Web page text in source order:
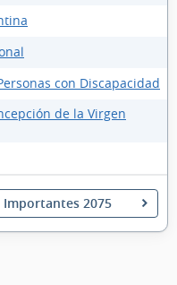
con Discapacidad
de la Virgen
Importantes 2075